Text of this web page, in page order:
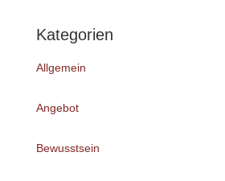
Kategorien
Allgemein
Angebot
Bewusstsein